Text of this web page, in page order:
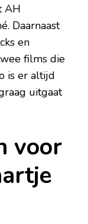
AH
Daarnaast
en
films die
is er altijd
uitgaat
voor